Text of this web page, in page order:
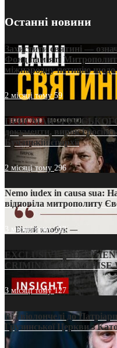
Останні новини
Захистити святині —
Фонд пам’яті
міжнародну петицію
2 місяці тому59
ПРИСМАК «РУССЬКОГО
документи, вирок і
Бучацькій єпархії
2 місяці тому 296
Nemo iudex in causa sua:
відповіла митрополиту
3 місяці тому213
EXCLUSIVE
CRIMINAL FRANCHISE
3 місяці тому127
Від віолончелі до
Грузинської Церкви з